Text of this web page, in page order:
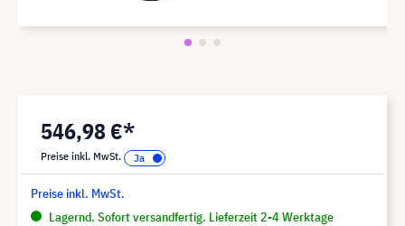
546,98 €*
Preise inkl. MwSt.
Preise inkl. MwSt.
Lagernd. Sofort versandfertig. Lieferzeit 2-4 Werktage